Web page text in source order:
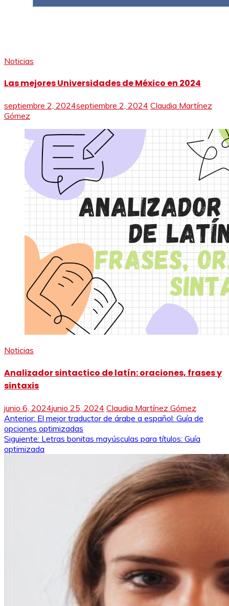
Noticias
Las mejores Universidades de México en 2024
septiembre 2, 2024septiembre 2, 2024 Claudia Martínez
Gómez
Noticias
Analizador sintactico de latín: oraciones, frases y
sintaxis
junio 6, 2024junio 25, 2024 Claudia Martínez Gómez
Navegación
de
entradas
Anterior: El mejor traductor de árabe a español: Guía de
opciones optimizadas
Siguiente: Letras bonitas mayúsculas para títulos: Guía
optimizada